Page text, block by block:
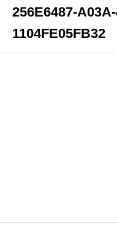
256E6487-
1104FE05FB32